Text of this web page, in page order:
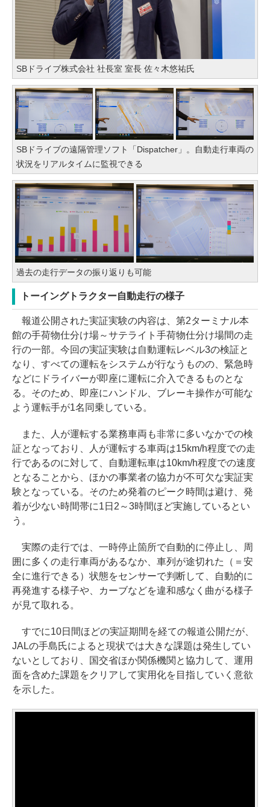
SBドライブ株式会社 社長室 室長 佐々木悠祐氏
SBドライブの遠隔管理ソフト「Dispatcher」。自動走行車両の
状況をリアルタイムに監視できる
過去の走行データの振り返りも可能
トーイングトラクター自動走行の様子
報道公開された実証実験の内容は、第2ターミナル本
館の手荷物仕分け場～サテライト手荷物仕分け場間の走
行の一部。今回の実証実験は自動運転レベル3の検証と
なり、すべての運転をシステムが行なうものの、緊急時
などにドライバーが即座に運転に介入できるものとな
る。そのため、即座にハンドル、ブレーキ操作が可能な
よう運転手が1名同乗している。
また、人が運転する業務車両も非常に多いなかでの検
証となっており、人が運転する車両は15km/h程度での走
行であるのに対して、自動運転車は10km/h程度での速度
となることから、ほかの事業者の協力が不可欠な実証実
験となっている。そのため発着のピーク時間は避け、発
着が少ない時間帯に1日2～3時間ほど実施しているとい
う。
実際の走行では、一時停止箇所で自動的に停止し、周
囲に多くの走行車両があるなか、車列が途切れた（＝安
全に進行できる）状態をセンサーで判断して、自動的に
再発進する様子や、カーブなどを違和感なく曲がる様子
が見て取れる。
すでに10日間ほどの実証期間を経ての報道公開だが、
JALの手島氏によると現状では大きな課題は発生してい
ないとしており、国交省ほか関係機関と協力して、運用
面を含めた課題をクリアして実用化を目指していく意欲
を示した。